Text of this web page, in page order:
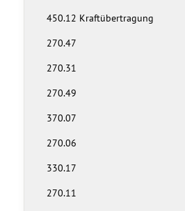
450.12 Kraftübertragung
270.47
270.31
270.49
370.07
270.06
330.17
270.11